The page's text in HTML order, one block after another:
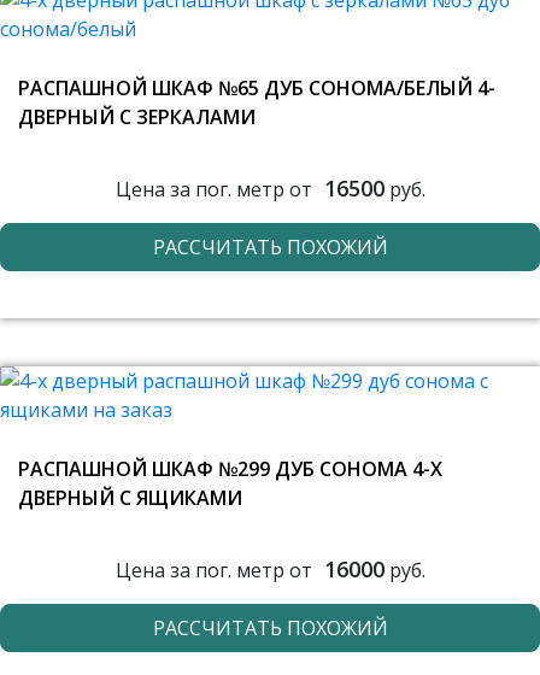
РАСПАШНОЙ ШКАФ №65 ДУБ СОНОМА/БЕЛЫЙ 4-
ДВЕРНЫЙ С ЗЕРКАЛАМИ
Цена за пог. метр от 16500руб.
РАССЧИТАТЬ ПОХОЖИЙ
РАСПАШНОЙ ШКАФ №299 ДУБ СОНОМА 4-Х
ДВЕРНЫЙ С ЯЩИКАМИ
Цена за пог. метр от 16000руб.
РАССЧИТАТЬ ПОХОЖИЙ